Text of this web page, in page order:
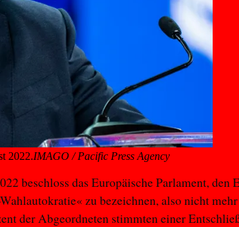
2022.IMAGO / Pacific Press Agency
beschloss das Europäische Parlament, den
zu bezeichnen, also nicht
der Abgeordneten stimmten einer